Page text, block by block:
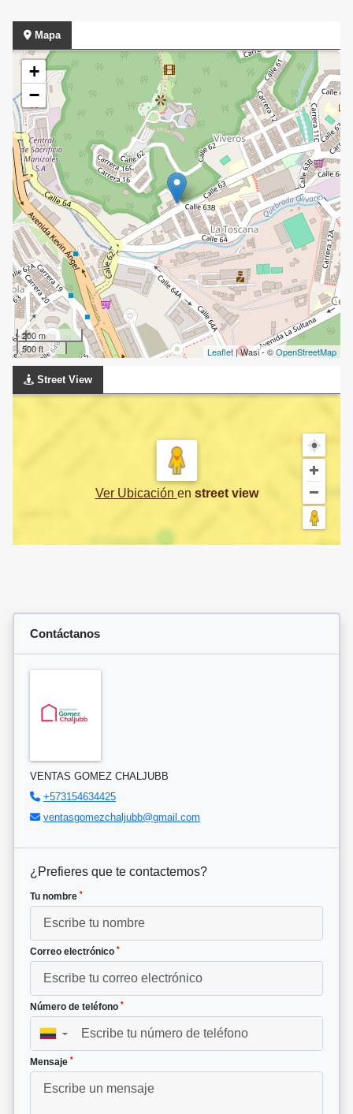
Mapa
+
−
200 m
500 ft
Leaflet | Wasi - ©OpenStreetMap
Street View
Ver Ubicación en street view
Contáctanos
VENTAS GOMEZ CHALJUBB
+573154634425
ventasgomezchaljubb@gmail.com
¿Prefieres que te contactemos?
Tu nombre *
Correo electrónico *
Número de teléfono *
▼
Mensaje *